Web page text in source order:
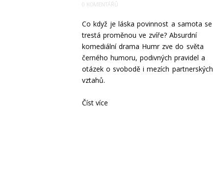
0 KOMENTÁŘŮ
Co když je láska povinnost a samota se
trestá proměnou ve zvíře? Absurdní
komediální drama Humr zve do světa
černého humoru, podivných pravidel a
otázek o svobodě i mezích partnerských
vztahů.
Číst více